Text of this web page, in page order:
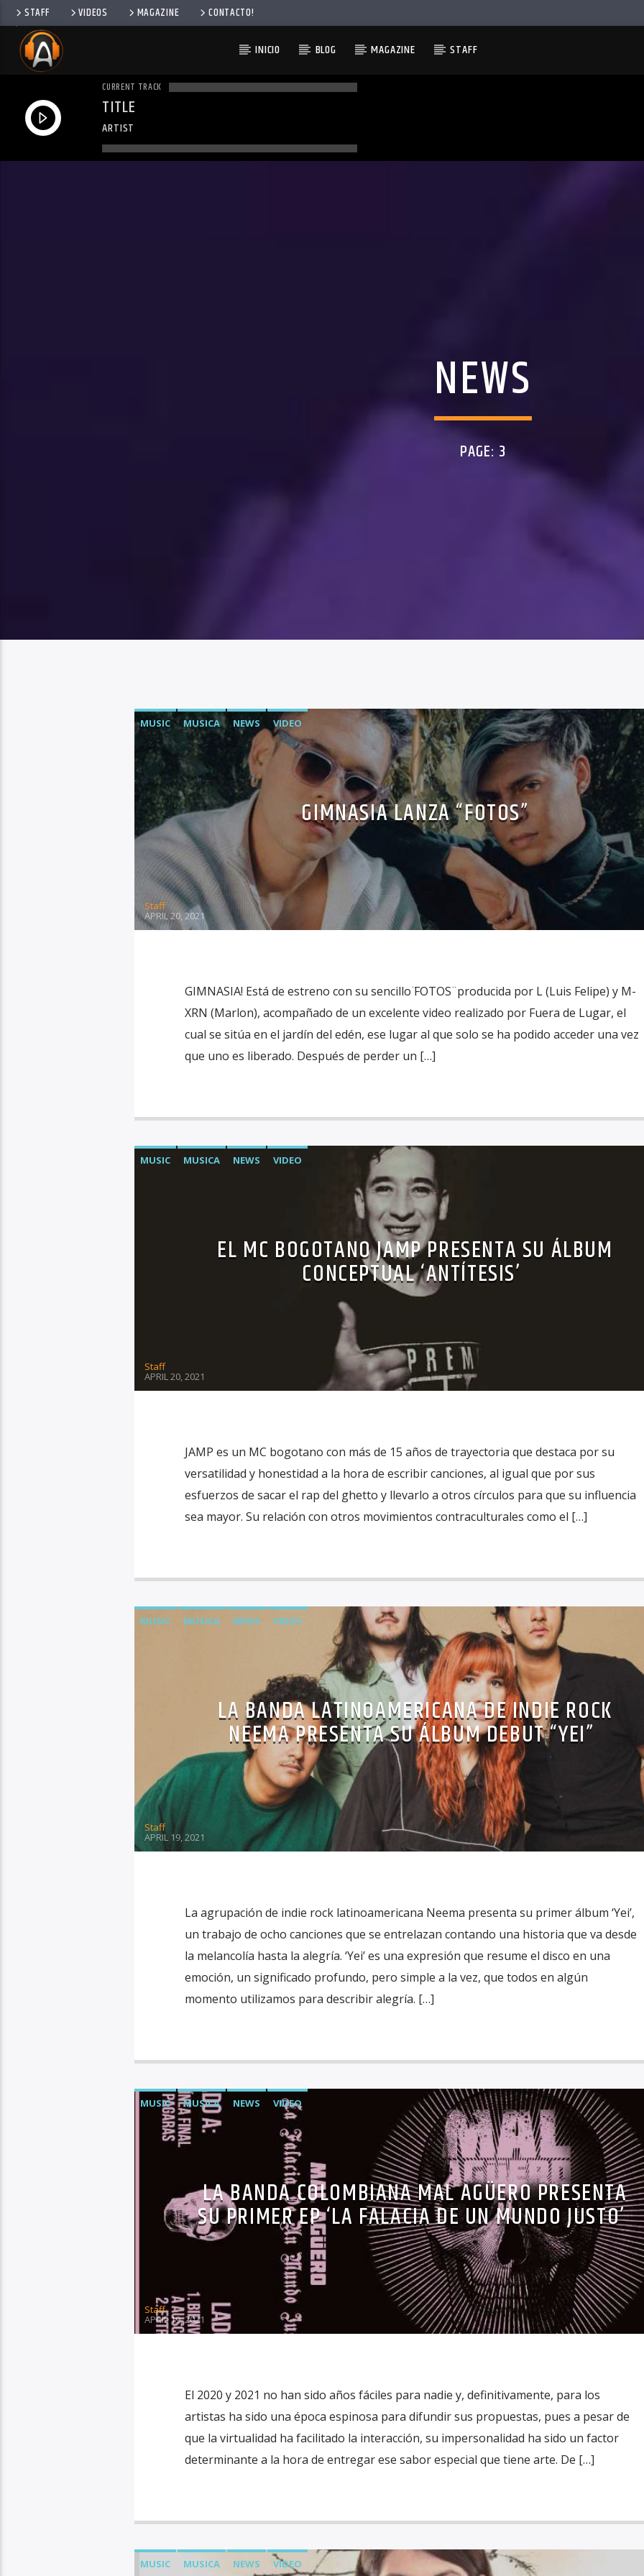
STAFF VIDEOS MAGAZINE CONTACTO!
INICIO BLOG MAGAZINE STAFF
CURRENT TRACK
TITLE
ARTIST
NEWS
PAGE: 3
MUSIC MUSICA NEWS VIDEO
GIMNASIA LANZA “FOTOS”
Staff
APRIL 20, 2021
GIMNASIA! Está de estreno con su sencillo ̈FOTOS ̈ producida por L (Luis Felipe) y M-
XRN (Marlon), acompañado de un excelente video realizado por Fuera de Lugar, el
cual se sitúa en el jardín del edén, ese lugar al que solo se ha podido acceder una vez
que uno es liberado. Después de perder un […]
MUSIC MUSICA NEWS VIDEO
EL MC BOGOTANO JAMP PRESENTA SU ÁLBUM
CONCEPTUAL ‘ANTÍTESIS’
Staff
APRIL 20, 2021
JAMP es un MC bogotano con más de 15 años de trayectoria que destaca por su
versatilidad y honestidad a la hora de escribir canciones, al igual que por sus
esfuerzos de sacar el rap del ghetto y llevarlo a otros círculos para que su influencia
sea mayor. Su relación con otros movimientos contraculturales como el […]
MUSIC MUSICA NEWS VIDEO
LA BANDA LATINOAMERICANA DE INDIE ROCK
NEEMA PRESENTA SU ÁLBUM DEBUT “YEI”
Staff
APRIL 19, 2021
La agrupación de indie rock latinoamericana Neema presenta su primer álbum ‘Yei’,
un trabajo de ocho canciones que se entrelazan contando una historia que va desde
la melancolía hasta la alegría. ‘Yei’ es una expresión que resume el disco en una
emoción, un significado profundo, pero simple a la vez, que todos en algún
momento utilizamos para describir alegría. […]
MUSIC MUSICA NEWS VIDEO
LA BANDA COLOMBIANA MAL AGÜERO PRESENTA
SU PRIMER EP ‘LA FALACIA DE UN MUNDO JUSTO’
Staff
APRIL 19, 2021
El 2020 y 2021 no han sido años fáciles para nadie y, definitivamente, para los
artistas ha sido una época espinosa para difundir sus propuestas, pues a pesar de
que la virtualidad ha facilitado la interacción, su impersonalidad ha sido un factor
determinante a la hora de entregar ese sabor especial que tiene arte. De […]
MUSIC MUSICA NEWS VIDEO